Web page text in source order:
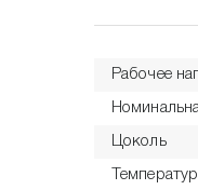
Рабочее
Цоколь